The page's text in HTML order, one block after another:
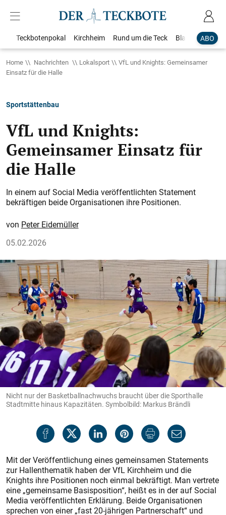
ABO
Teckbotenpokal Kirchheim Rund um die Teck Blaulicht
Home Nachrichten Lokalsport
VfL und Knights: Gemeinsamer
Einsatz für die Halle
Sportstättenbau
VfL und Knights:
Gemeinsamer Einsatz für
die Halle
In einem auf Social Media veröffentlichten Statement
bekräftigen beide Organisationen ihre Positionen.
Peter Eidemüller
05.02.2026
Nicht nur der Basketballnachwuchs braucht über die Sporthalle
Stadtmitte hinaus Kapazitäten. Symbolbild: Markus Brändli
Mit der Veröffentlichung eines gemeinsamen Statements
zur Hallenthematik haben der VfL Kirchheim und die
Knights ihre Positionen noch einmal bekräftigt. Man vertrete
eine „gemeinsame Basisposition“, heißt es in der auf Social
Media veröffentlichten Erklärung. Beide Organisationen
sprechen von einer „fast 20-jährigen Partnerschaft“ und